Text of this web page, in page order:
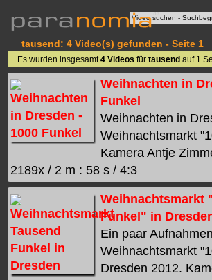
tausend: 4 Video(s) gefunden - Seite 1
Es wurden insgesamt4 Videos fürtausend auf 1
Weihnachten in
Funkel
Weihnachten in
Weihnachtsmarkt
Kamera Antje
2189x / 2 m : 58 s / 4:3
Weihnachtsmarkt
Funkel" in
Ein paar
Weihnachtsmarkt
Dresden 2012.